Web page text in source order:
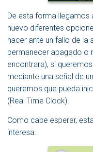
De esta forma llegamos
nuevo diferentes
hacer ante un fallo de la
permanecer apagado o
encontrara), si
mediante una señal de
queremos que pueda
(Real Time Clock).
Como cabe esperar,
interesa.